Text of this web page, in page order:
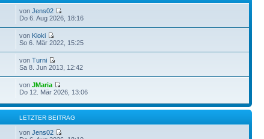
vonJens02
Do 6. Aug 2026, 18:16
von Kioki
So 6. Mär 2022, 15:25
vonTurni
Sa 8. Jun 2013, 12:42
vonJMaria
Do 12. Mär 2026, 13:06
LETZTER BEITRAG
vonJens02